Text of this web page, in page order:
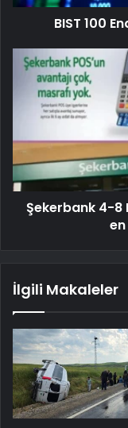
BIST 100
Şekerbank 4-8
İlgili Makaleler